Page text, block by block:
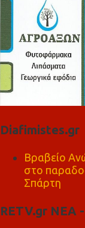
Diafimistes.gr
Βραβείο
στο
Σπάρτη
RETV.gr ΝΕΑ